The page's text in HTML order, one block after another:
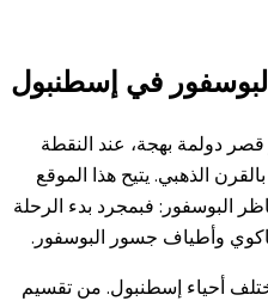
في إسطنبول
دولمة بهجة، عند النقطة
الذهبي. يتيح هذا الموقع
البوسفور: فبمجرد بدء الرحلة
وأطياف جسور البوسفور.
أحياء إسطنبول. من تقسيم